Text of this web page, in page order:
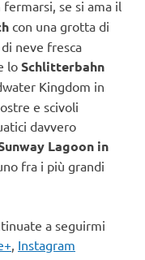
se si ama il
con una grotta di
neve fresca
lo Schlitterbahn
Kingdom in
e scivoli
davvero
Lagoon in
fra i più grandi
a seguirmi
, Instagram